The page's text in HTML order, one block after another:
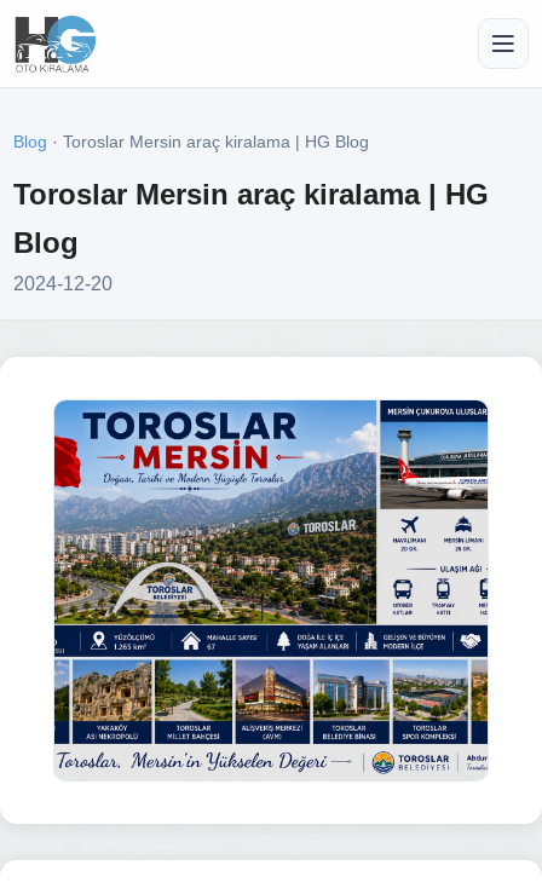
Blog · Toroslar Mersin araç kiralama | HG Blog
Toroslar Mersin araç kiralama | HG
Blog
2024-12-20